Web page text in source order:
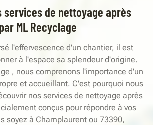
services de nettoyage après
ML Recyclage
l'effervescence d'un chantier, il est
à l'espace sa splendeur d'origine.
, nous comprenons l'importance d'un
et accueillant. C'est pourquoi nous
nos services de nettoyage après
conçus pour répondre à vos
soyez à Champlaurent ou 73390,